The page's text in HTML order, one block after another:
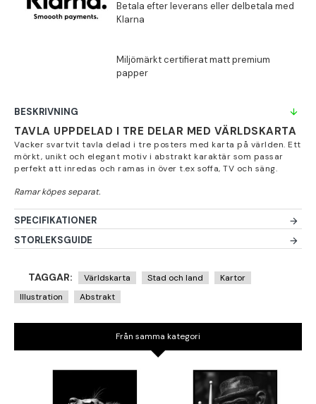
BESKRIVNING
TAVLA UPPDELAD I TRE DELAR MED VÄRLDSKARTA
Vacker svartvit tavla delad i tre posters med karta på världen. Ett
mörkt, unikt och elegant motiv i abstrakt karaktär som passar
perfekt att inredas och ramas in över t.ex soffa, TV och säng.
SPECIFIKATIONER
STORLEKSGUIDE
TAGGAR: Världskarta Stad och land
Kartor
Illustration
Abstrakt
Från samma kategori